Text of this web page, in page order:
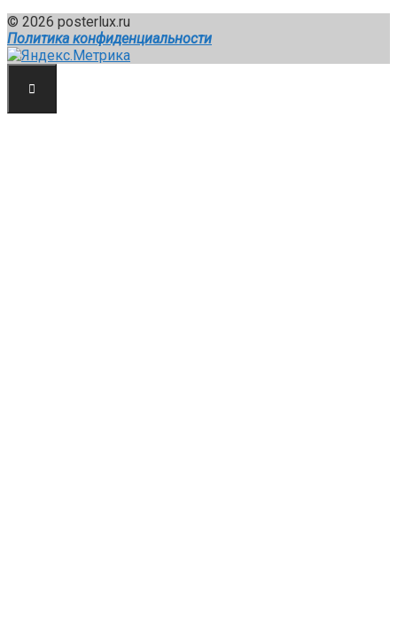
© 2026 posterlux.ru
Политика конфиденциальности